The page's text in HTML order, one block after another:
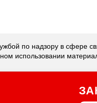
по надзору в сфере
использовании